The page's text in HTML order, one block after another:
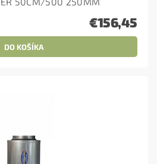
€156,45